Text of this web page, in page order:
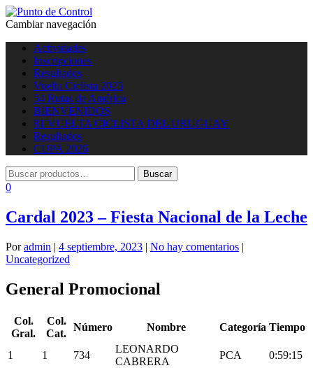
Cambiar navegación
Actividades
Inscripciones
Resultados
Vuelta Ciclista 2025
54 Rutas de América
BIENVENIDOS
81 VUELTA CICLISTA DEL URUGUAY
Resultados
CUPA 2026
0
Cardal 2023 – Fiesta Nacional de la Leche
Poradmin | 4 septiembre, 2023 | No hay comentarios |
Uncategorized
General Promocional
Col.
Gral.
Col.
Cat.
Número Nombre Categoría Tiempo
1 1 734
LEONARDO
CABRERA
PCA 0:59:15